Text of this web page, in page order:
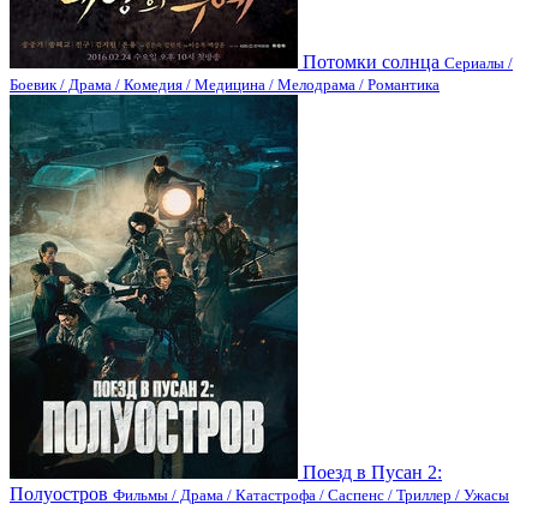
Потомки солнца Сериалы /
Боевик / Драма / Комедия / Медицина / Мелодрама / Романтика
Поезд в Пусан 2:
Полуостров Фильмы / Драма / Катастрофа / Саспенс / Триллер / Ужасы